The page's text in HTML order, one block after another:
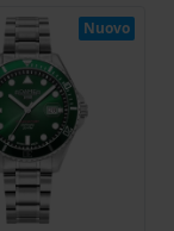
Nuovo